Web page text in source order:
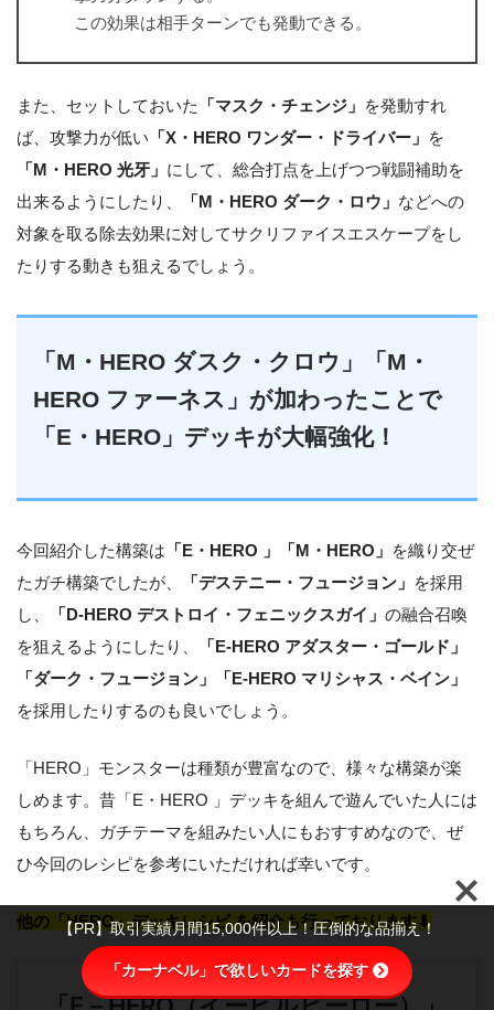
この効果は相手ターンでも発動できる。
また、セットしておいた 「マスク・チェンジ」 を発動すれ
ば、攻撃力が低い 「X・HERO ワンダー・ドライバー」 を
「M・HERO 光牙」 にして、総合打点を上げつつ戦闘補助を
出来るようにしたり、
「M・HERO ダーク・ロウ」 などへの
対象を取る除去効果に対してサクリファイスエスケープをし
たりする動きも狙えるでしょう。
「M・HERO ダスク・クロウ」「M・
HERO ファーネス」が加わったことで
「E・HERO」デッキが大幅強化！
今回紹介した構築は 「E・HERO 」「M・HERO」 を織り交ぜ
たガチ構築でしたが、
「デステニー・フュージョン」 を採用
し、
「D-HERO デストロイ・フェニックスガイ」 の融合召喚
を狙えるようにしたり、
「E-HERO アダスター・ゴールド」
「ダーク・フュージョン」「E-HERO マリシャス・ベイン」
を採用したりするのも良いでしょう。
「HERO」モンスターは種類が豊富なので、様々な構築が楽
しめます。昔「E・HERO 」デッキを組んで遊んでいた人には
もちろん、ガチテーマを組みたい人にもおすすめなので、ぜ
ひ今回のレシピを参考にいただければ幸いです。
他の「HERO」デッキレシピ を紹介も行っております⬇︎
【PR】取引実績月間15,000件以上！圧倒的な品揃え！
「カーナベル」で欲しいカードを探す